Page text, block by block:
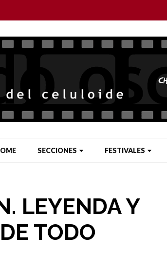
SECCIONES FESTIVALES
LEYENDA Y
TODO